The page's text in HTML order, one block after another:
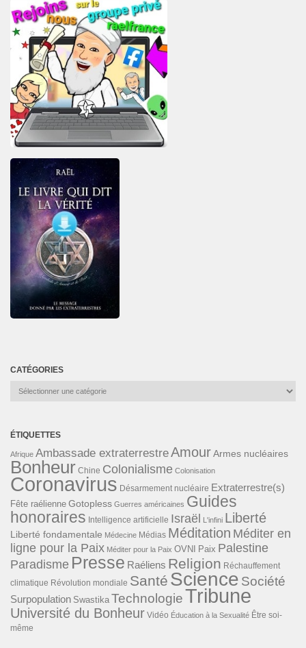
CATÉGORIES
Catégories
ÉTIQUETTES
Afrique Ambassade extraterrestreAmourArmes nucléaires
Bonheur Chine Colonialisme Colonisation
Coronavirus Désarmement nucléaire Extraterrestre(s)
Fête raélienne Gotopless Guerres américaines Guides
honoraires Intelligence artificielle Israël L'infini Liberté
Liberté fondamentale Médecine Médias Méditation Méditer en
ligne pour la Paix Méditer pour la Paix OVNI Paix Palestine
Paradisme Presse Raéliens Religion Réchauffement
climatique Révolution mondiale Santé Science Société
Surpopulation Swastika TechnologieTribune
Université du Bonheur Vidéo Éducation à la Sexualité Être soi-
même